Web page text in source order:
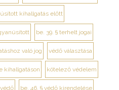
kihallgatás előtt
be. 39. § terhelt jogai
való jog védő választása
kihallgatáson kötelező védelem
be. 46. § védő kirendelése